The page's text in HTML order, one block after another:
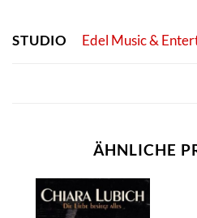
STUDIO Edel Music &
ÄHNLICHE